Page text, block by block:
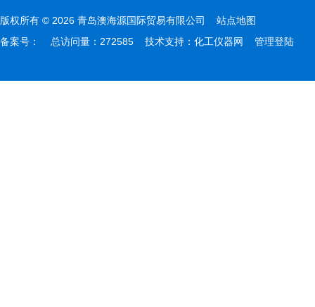
版权所有 © 2026 青岛澳海源国际贸易有限公司 站点地图
备案号：
总访问量：272585 技术支持： 化工仪器网 管理登陆